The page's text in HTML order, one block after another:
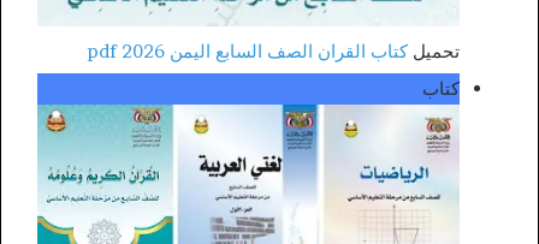
تحميلكتاب القران الصف السابع اليمن 2026 pdf
كتاب